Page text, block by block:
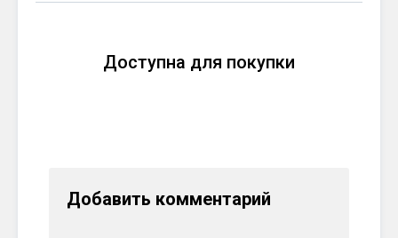
Доступна для покупки
Добавить комментарий